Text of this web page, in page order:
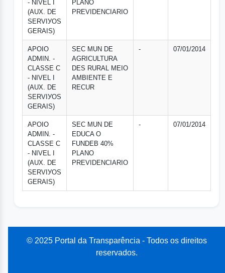
- NIVEL I
(AUX. DE
SERVIУOS
GERAIS)
PLANO
PREVIDENCIARIO
APOIO
ADMIN. -
CLASSE C
- NIVEL I
(AUX. DE
SERVIУOS
GERAIS)
SEC MUN DE
AGRICULTURA
DES RURAL MEIO
AMBIENTE E
RECUR
- 07/01/2014
APOIO
ADMIN. -
CLASSE C
- NIVEL I
(AUX. DE
SERVIУOS
GERAIS)
SEC MUN DE
EDUCA O
FUNDEB 40%
PLANO
PREVIDENCIARIO
- 07/01/2014
© 2025 Portal da Transparência - Todos os direitos
reservados.